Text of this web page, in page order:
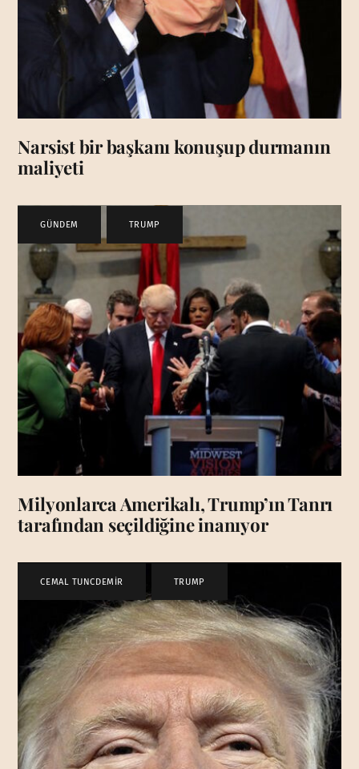
Narsist bir başkanı konuşup durmanın
maliyeti
GÜNDEM TRUMP
Milyonlarca Amerikalı, Trump’ın Tanrı
tarafından seçildiğine inanıyor
CEMAL TUNCDEMİR TRUMP